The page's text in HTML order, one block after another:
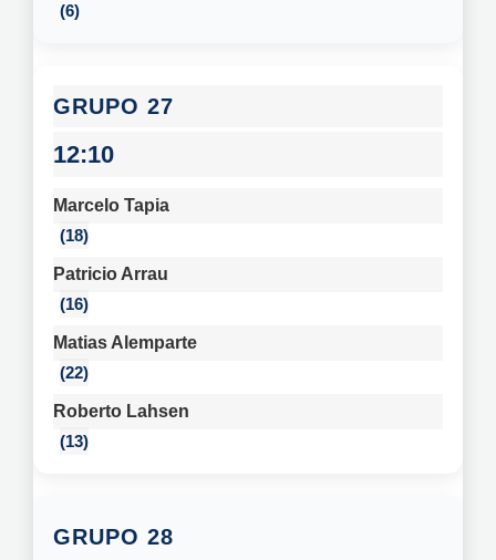
6
27
12:10
Marcelo Tapia
18
Patricio Arrau
16
Matias Alemparte
22
Roberto Lahsen
13
28